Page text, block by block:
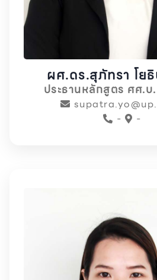
ผศ.ดร.สุภัทรา โย
ประธานหลักสูตร ศศ.บ
-
-